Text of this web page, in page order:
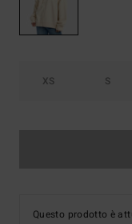
XS S
Questo prodotto è